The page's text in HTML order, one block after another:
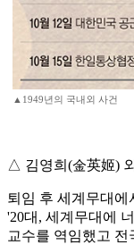
▲1949년의 국내외 사건
△ 김영희(金英姬)
퇴임 후 세계무대
'20대, 세계무대에
교수를 역임했고 전